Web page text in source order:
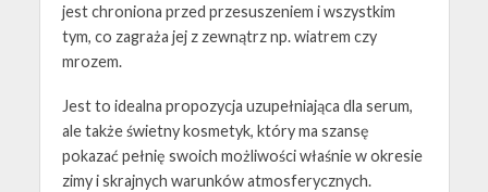
jest chroniona przed przesuszeniem i wszystkim
tym, co zagraża jej z zewnątrz np. wiatrem czy
mrozem.
Jest to idealna propozycja uzupełniająca dla serum,
ale także świetny kosmetyk, który ma szansę
pokazać pełnię swoich możliwości właśnie w okresie
zimy i skrajnych warunków atmosferycznych.